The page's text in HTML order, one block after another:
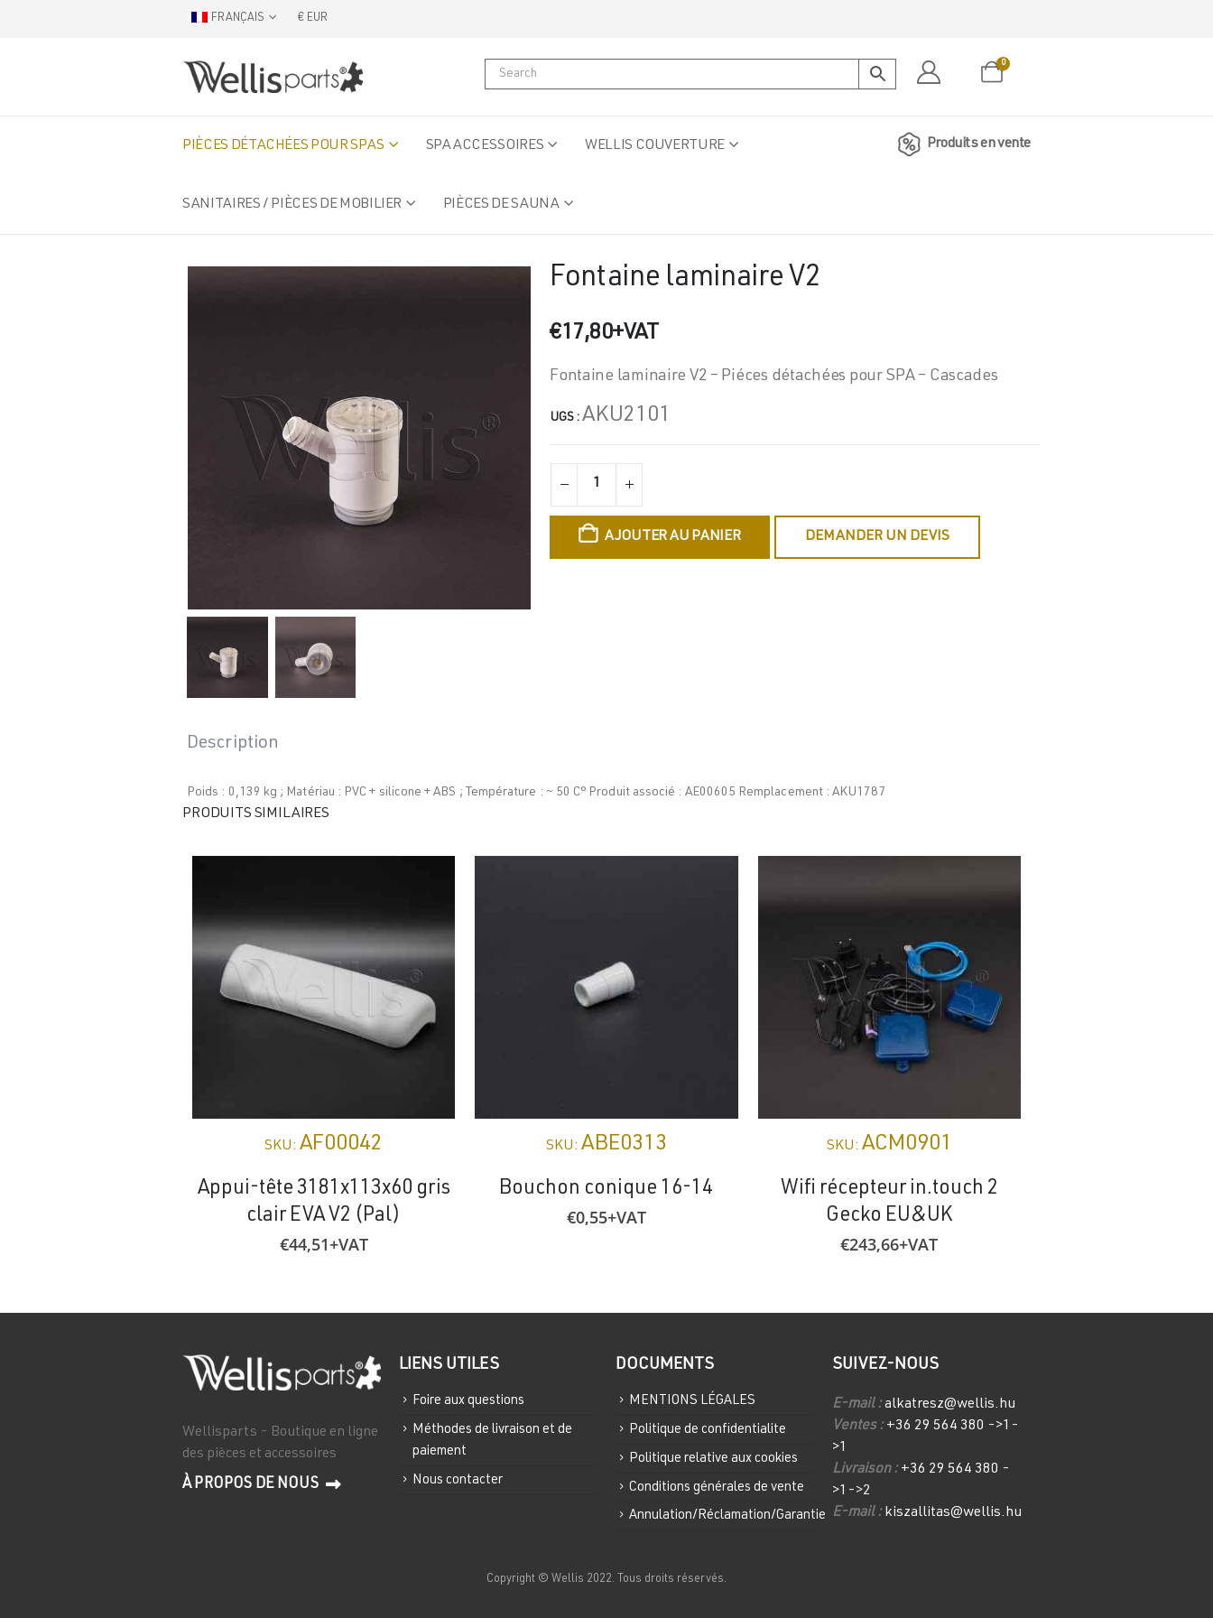
FRANÇAIS € EUR
0
PIÈCES DÉTACHÉES POUR SPAS SPA ACCESSOIRES WELLIS COUVERTURE
SANITAIRES / PIÈCES DE MOBILIER PIÈCES DE SAUNA
Produits en vente
Fontaine laminaire V2
€17,80+VAT
Fontaine laminaire V2 – Piéces détachées pour SPA – Cascades
UGS :AKU2101
AJOUTER AU PANIER DEMANDER UN DEVIS
Description
Poids : 0,139 kg ; Matériau : PVC + silicone + ABS ; Température : ~ 50 C° Produit associé : AE00605 Remplacement : AKU1787
PRODUITS SIMILAIRES
SKU:AF00042
Appui-tête 3181x113x60 gris
clair EVA V2 (Pal)
€44,51+VAT
SKU: ABE0313
Bouchon conique 16-14
€0,55+VAT
SKU: ACM0901
Wifi récepteur in.touch 2
Gecko EU&UK
€243,66+VAT
Wellisparts - Boutique en ligne
des pièces et accessoires
À PROPOS DE NOUS
LIENS UTILES
Foire aux questions
Méthodes de livraison et de
paiement
Nous contacter
DOCUMENTS
MENTIONS LÉGALES
Politique de confidentialite
Politique relative aux cookies
Conditions générales de vente
Annulation/Réclamation/Garantie
SUIVEZ-NOUS
E-mail :alkatresz@wellis.hu
Ventes : +36 29 564 380 ->1-
>1
Livraison : +36 29 564 380 -
>1->2
E-mail : kiszallitas@wellis.hu
Copyright © Wellis 2022. Tous droits réservés.